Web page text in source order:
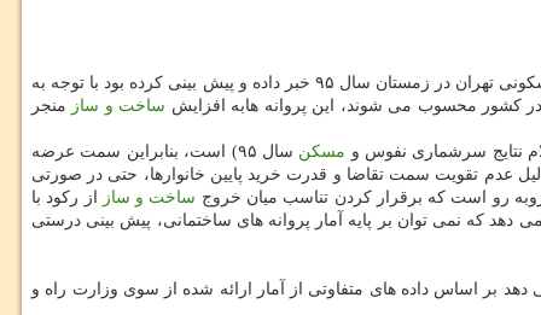
به گزارش مركز املاك به نقل از مهر طی روزهای اخیر یك مقام مسئول در مركز آمار ایران از افزایش ۲۵.۵ درصدی پروانه های ساختمانی در بخش مسكونی تهران در زمستان سال ۹۵ خبر داده و پیش بینی كرده بود با توجه به
كشور محسوب می شوند، این پروانه هابه افزایش ساخت و ساز منجر
مسكن
سال ۹۵) است، بنابراین سمت عرضه
با این حال به دلیل عدم تقویت سمت تقاضا و قدرت خرید پایین خانوارها، حتی در صورتی
رو است كه برقرار كردن تناسب میان خروج ساخت و ساز
از ركود با
كه نمی توان بر پایه آمار پروانه های ساختمانی، پیش بینی درستی
بر اساس داده های متفاوتی از آمار ارائه شده از سوی وزارت راه و